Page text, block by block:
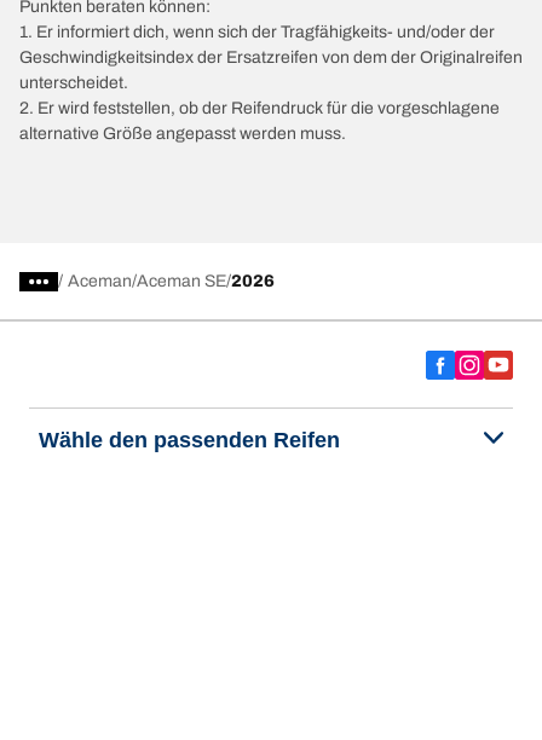
Punkten beraten können:
1. Er informiert dich, wenn sich der Tragfähigkeits- und/oder der
Geschwindigkeitsindex der Ersatzreifen von dem der Originalreifen
unterscheidet.
2. Er wird feststellen, ob der Reifendruck für die vorgeschlagene
alternative Größe angepasst werden muss.
/ Aceman Aceman SE 2026
Wähle den passenden Reifen